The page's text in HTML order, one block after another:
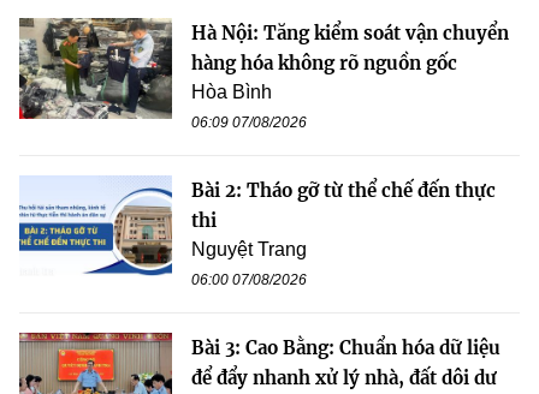
Hà Nội: Tăng kiểm soát vận chuyển
hàng hóa không rõ nguồn gốc
Hòa Bình
06:09 07/08/2026
Bài 2: Tháo gỡ từ thể chế đến thực
thi
Nguyệt Trang
06:00 07/08/2026
Bài 3: Cao Bằng: Chuẩn hóa dữ liệu
để đẩy nhanh xử lý nhà, đất dôi dư